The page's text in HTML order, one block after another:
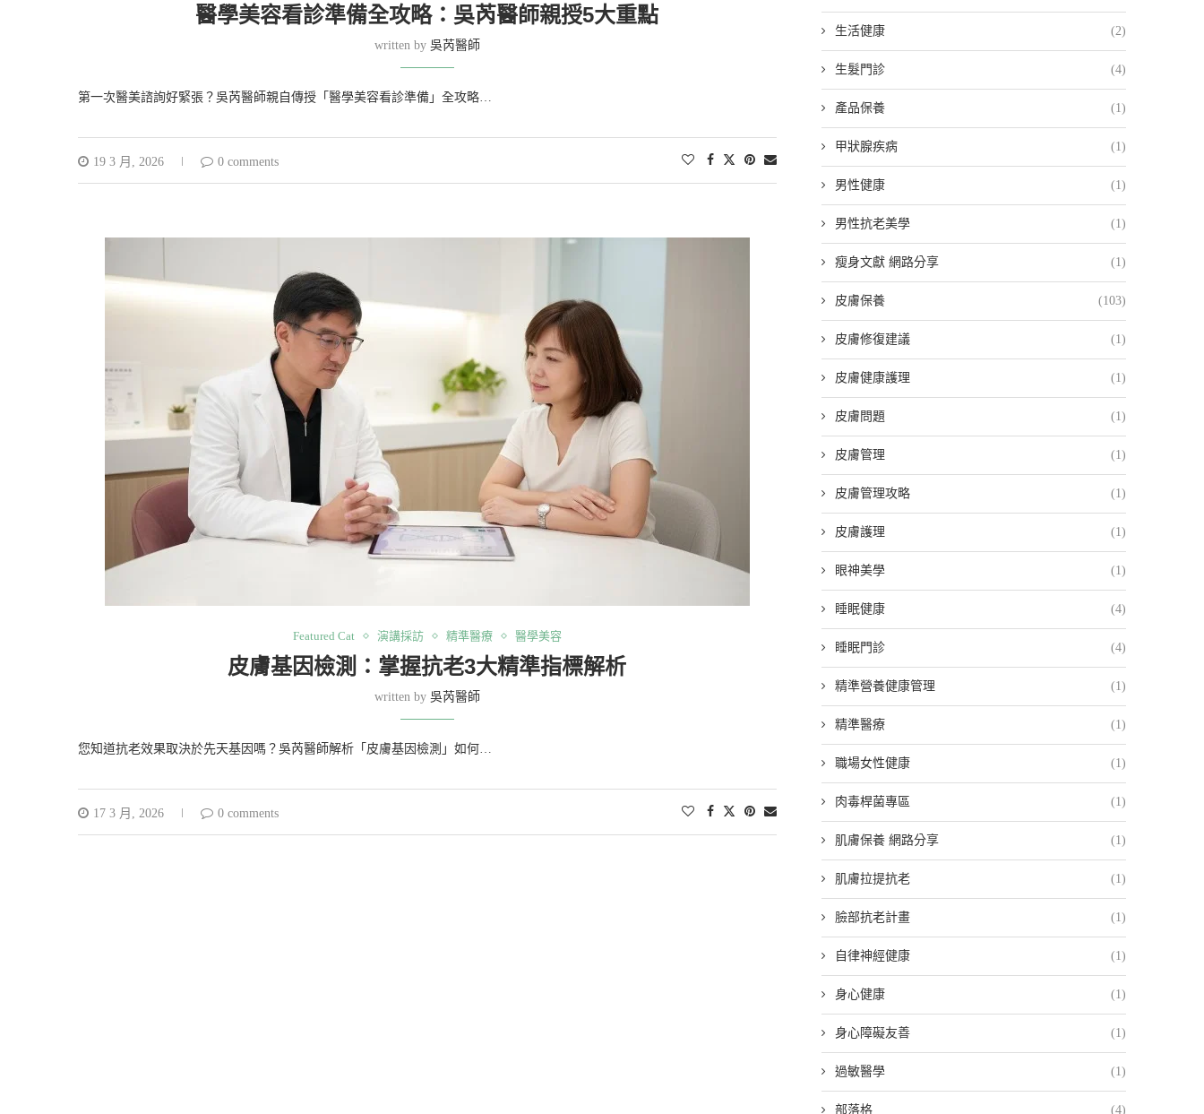
醫學美容看診準備全攻略：吳芮醫師親授5大重點
written by 吳芮醫師
第一次醫美諮詢好緊張？吳芮醫師親自傳授「醫學美容看診準備」全攻略…
19 3 月, 2026 0 comments
Featured Cat 演講採訪 精準醫療 醫學美容
皮膚基因檢測：掌握抗老3大精準指標解析
written by 吳芮醫師
您知道抗老效果取決於先天基因嗎？吳芮醫師解析「皮膚基因檢測」如何…
17 3 月, 2026 0 comments
生活健康 (2)
生髮門診 (4)
產品保養 (1)
甲狀腺疾病 (1)
男性健康 (1)
男性抗老美學 (1)
瘦身文獻 網路分享 (1)
皮膚保養 (103)
皮膚修復建議 (1)
皮膚健康護理 (1)
皮膚問題 (1)
皮膚管理 (1)
皮膚管理攻略 (1)
皮膚護理 (1)
眼神美學 (1)
睡眠健康 (4)
睡眠門診 (4)
精準營養健康管理 (1)
精準醫療 (1)
職場女性健康 (1)
肉毒桿菌專區 (1)
肌膚保養 網路分享 (1)
肌膚拉提抗老 (1)
臉部抗老計畫 (1)
自律神經健康 (1)
身心健康 (1)
身心障礙友善 (1)
過敏醫學 (1)
部落格 (4)